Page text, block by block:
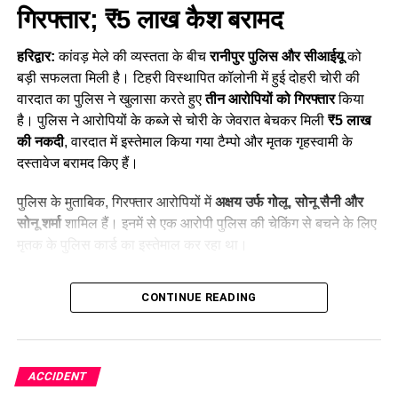
गिरफ्तार; ₹5 लाख कैश बरामद
हरिद्वार: कांवड़ मेले की व्यस्तता के बीचरानीपुर पुलिस और सीआईयूको
बड़ी सफलता मिली है। टिहरी विस्थापित कॉलोनी में हुई दोहरी चोरी की
वारदात का पुलिस ने खुलासा करते हुएतीन आरोपियों को गिरफ्तारकिया
है। पुलिस ने आरोपियों के कब्जे से चोरी के जेवरात बेचकर मिली ₹5 लाख
की नकदी, वारदात में इस्तेमाल किया गया टैम्पो और मृतक गृहस्वामी के
दस्तावेज बरामद किए हैं।
पुलिस के मुताबिक, गिरफ्तार आरोपियों मेंअक्षय उर्फ गोलू, सोनू सैनी और
सोनू शर्माशामिल हैं। इनमें से एक आरोपी पुलिस की चेकिंग से बचने के लिए
Table of Contents
29 जुलाई की रात हुई थी चोरी
CONTINUE READING
ACCIDENT